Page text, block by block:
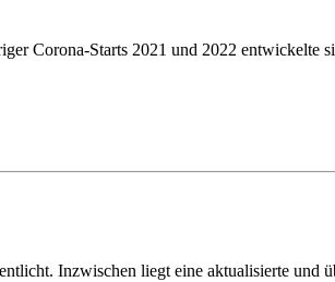
Corona-Starts 2021 und 2022 entwickelte
Inzwischen liegt eine aktualisierte und